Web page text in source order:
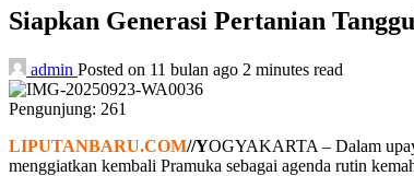
Siapkan Generasi Pertanian
admin Posted on 11 bulan ago 2 minutes read
Pengunjung: 261
LIPUTANBARU.COM//YOGYAKARTA – Dalam
menggiatkan kembali Pramuka sebagai agenda rutin